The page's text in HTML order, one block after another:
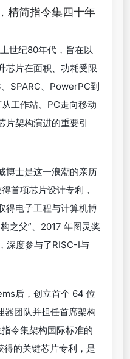
精简指令集四十年
世纪80年代，旨在以
芯片在面积、功耗受限
SPARC、PowerPC到
工作站、PC走向移动
片架构演进的重要引
博士是这一浪潮的亲历
首项芯片设计专利，
得电子工程与计算机博
之父”、2017 年图灵奖
深度参与了RISC-I与
后，创立首个 64 位
器团队并担任首席架构
令集架构国际标准的
得的关键芯片专利，是